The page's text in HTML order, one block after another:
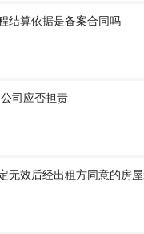
结算依据是备案合同吗
司应否担责
无效后经出租方同意的房